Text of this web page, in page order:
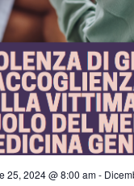
25, 2024 @ 8:00 am-